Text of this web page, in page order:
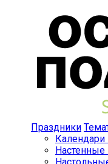
Праздники
Календари
Настенные